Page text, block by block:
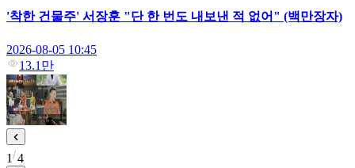
'착한 건물주' 서장훈 "단 한 번도 내보낸 적 없어" (백만장자)
2026-08-05 10:45
13.1만
1 4